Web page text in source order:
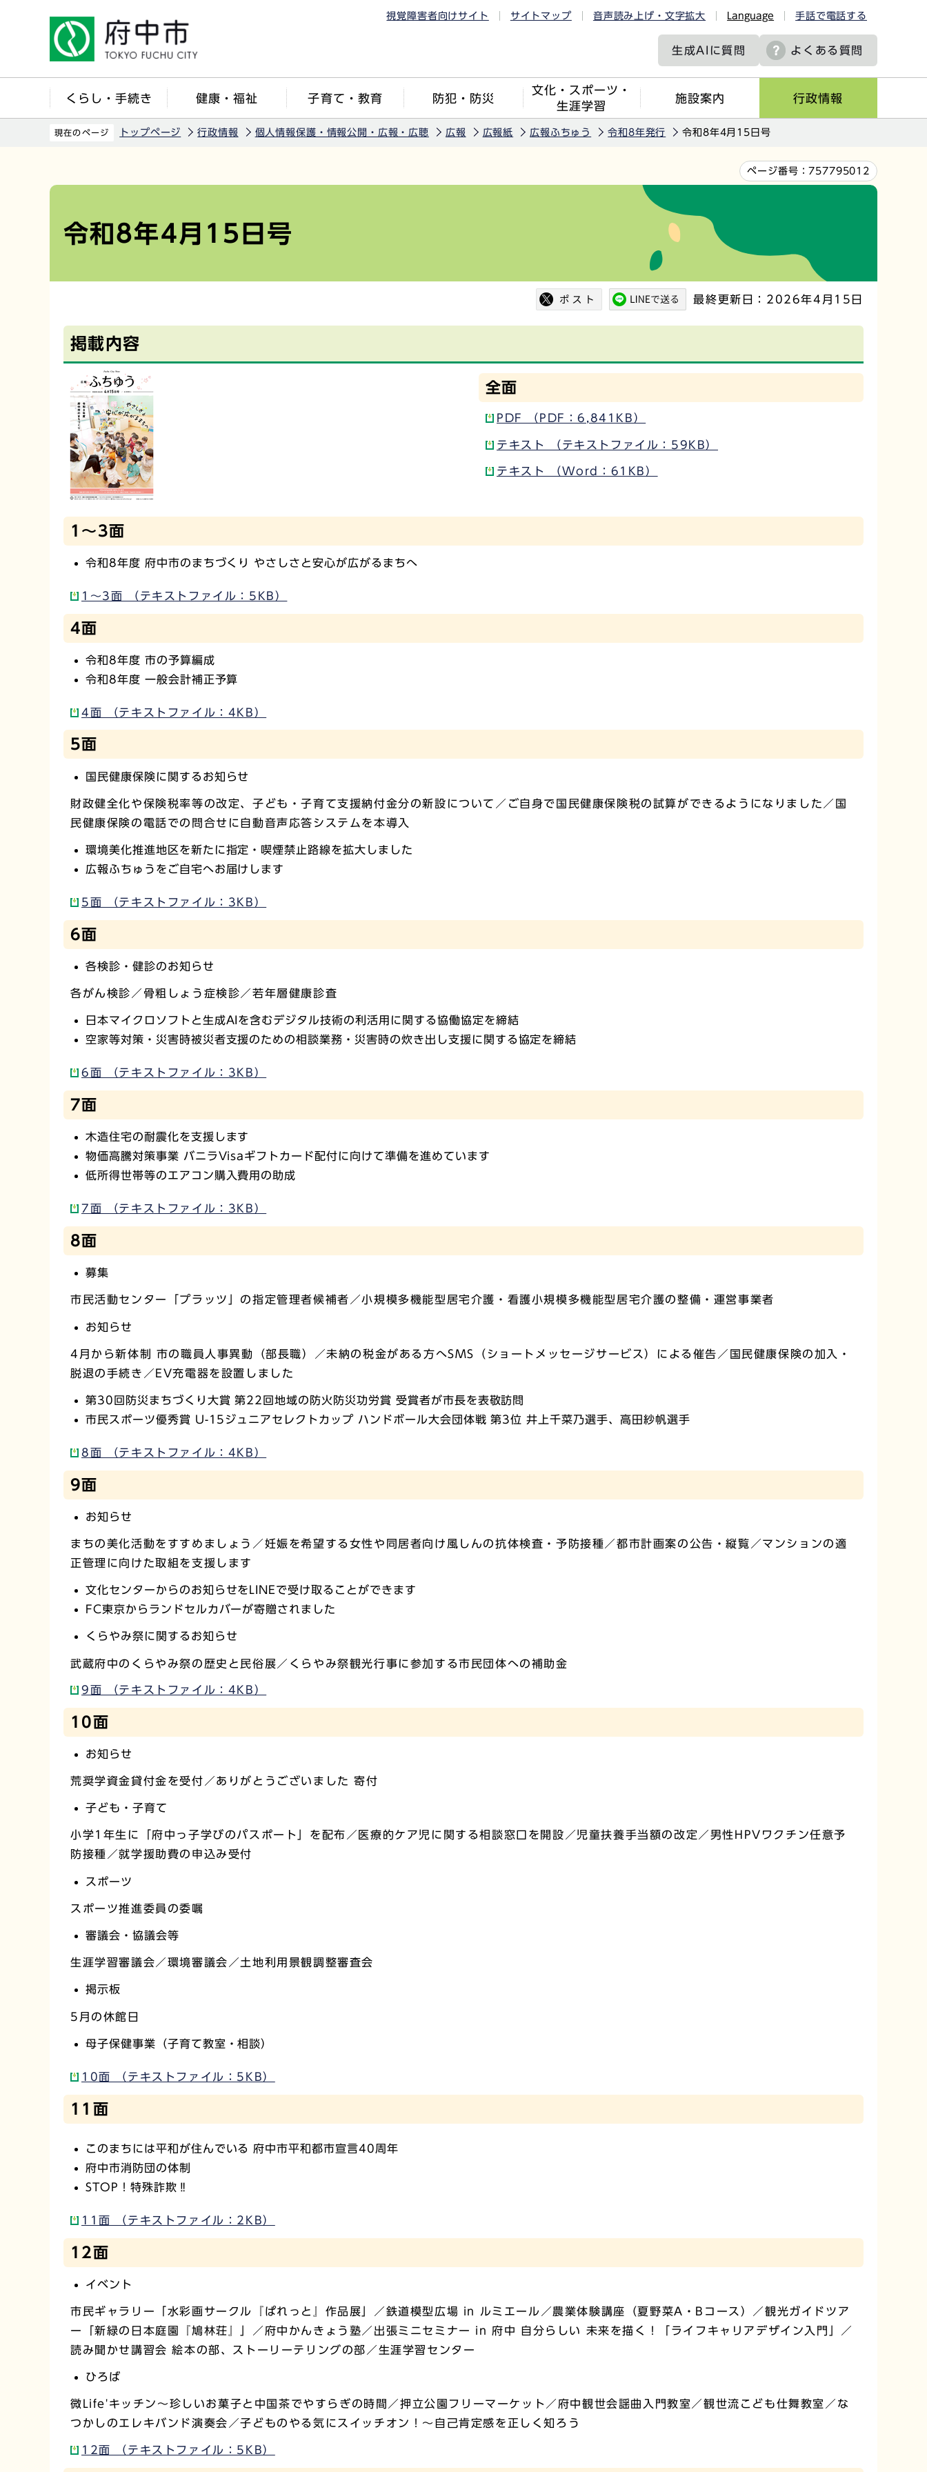
視覚障害者向けサイト サイトマップ 音声読み上げ・文字拡大 Language 手話で電話する
生成AIに質問 よくある質問
くらし・手続き 健康・福祉 子育て・教育 防犯・防災
文化・スポーツ・
生涯学習
施設案内 行政情報
現在のページ トップページ 行政情報 個人情報保護・情報公開・広報・広聴 広報 広報紙 広報ふちゅう 令和8年発行 令和8年4月15日号
ページ番号： 757795012
令和8年4月15日号
最終更新日：2026年4月15日
掲載内容
全面
PDF （PDF：6,841KB）
テキスト （テキストファイル：59KB）
テキスト （Word：61KB）
1～3面
令和8年度 府中市のまちづくり やさしさと安心が広がるまちへ
1～3面 （テキストファイル：5KB）
4面
令和8年度 市の予算編成
令和8年度 一般会計補正予算
4面 （テキストファイル：4KB）
5面
国民健康保険に関するお知らせ
財政健全化や保険税率等の改定、子ども・子育て支援納付金分の新設について／ご自身で国民健康保険税の試算ができるようになりました／国
民健康保険の電話での問合せに自動音声応答システムを本導入
環境美化推進地区を新たに指定・喫煙禁止路線を拡大しました
広報ふちゅうをご自宅へお届けします
5面 （テキストファイル：3KB）
6面
各検診・健診のお知らせ
各がん検診／骨粗しょう症検診／若年層健康診査
日本マイクロソフトと生成AIを含むデジタル技術の利活用に関する協働協定を締結
空家等対策・災害時被災者支援のための相談業務・災害時の炊き出し支援に関する協定を締結
6面 （テキストファイル：3KB）
7面
木造住宅の耐震化を支援します
物価高騰対策事業 バニラVisaギフトカード配付に向けて準備を進めています
低所得世帯等のエアコン購入費用の助成
7面 （テキストファイル：3KB）
8面
募集
市民活動センター「プラッツ」の指定管理者候補者／小規模多機能型居宅介護・看護小規模多機能型居宅介護の整備・運営事業者
お知らせ
4月から新体制 市の職員人事異動（部長職）／未納の税金がある方へSMS（ショートメッセージサービス）による催告／国民健康保険の加入・
脱退の手続き／EV充電器を設置しました
第30回防災まちづくり大賞 第22回地域の防火防災功労賞 受賞者が市長を表敬訪問
市民スポーツ優秀賞 U-15ジュニアセレクトカップ ハンドボール大会団体戦 第3位 井上千菜乃選手、高田紗帆選手
8面 （テキストファイル：4KB）
9面
お知らせ
まちの美化活動をすすめましょう／妊娠を希望する女性や同居者向け風しんの抗体検査・予防接種／都市計画案の公告・縦覧／マンションの適
正管理に向けた取組を支援します
文化センターからのお知らせをLINEで受け取ることができます
FC東京からランドセルカバーが寄贈されました
くらやみ祭に関するお知らせ
武蔵府中のくらやみ祭の歴史と民俗展／くらやみ祭観光行事に参加する市民団体への補助金
9面 （テキストファイル：4KB）
10面
お知らせ
荒奨学資金貸付金を受付／ありがとうございました 寄付
子ども・子育て
小学1年生に「府中っ子学びのパスポート」を配布／医療的ケア児に関する相談窓口を開設／児童扶養手当額の改定／男性HPVワクチン任意予
防接種／就学援助費の申込み受付
スポーツ
スポーツ推進委員の委嘱
審議会・協議会等
生涯学習審議会／環境審議会／土地利用景観調整審査会
掲示板
5月の休館日
母子保健事業（子育て教室・相談）
10面 （テキストファイル：5KB）
11面
このまちには平和が住んでいる 府中市平和都市宣言40周年
府中市消防団の体制
STOP！特殊詐欺‼
11面 （テキストファイル：2KB）
12面
イベント
市民ギャラリー「水彩画サークル『ぱれっと』作品展」／鉄道模型広場 in ルミエール／農業体験講座（夏野菜A・Bコース）／観光ガイドツア
ー「新緑の日本庭園『鳩林荘』」／府中かんきょう塾／出張ミニセミナー in 府中 自分らしい 未来を描く！「ライフキャリアデザイン入門」／
読み聞かせ講習会 絵本の部、ストーリーテリングの部／生涯学習センター
ひろば
微Life'キッチン～珍しいお菓子と中国茶でやすらぎの時間／押立公園フリーマーケット／府中観世会謡曲入門教室／観世流こども仕舞教室／な
つかしのエレキバンド演奏会／子どものやる気にスイッチオン！～自己肯定感を正しく知ろう
12面 （テキストファイル：5KB）